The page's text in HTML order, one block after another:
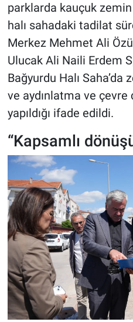
parklarda kauçuk
halı sahadaki tadilat
Merkez Mehmet Ali
Ulucak Ali Naili Erdem
Bağyurdu Halı Saha’da
ve aydınlatma ve
yapıldığı ifade edildi.
“Kapsamlı